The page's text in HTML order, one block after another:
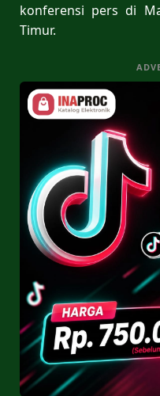
konferensi pers di
Timur.